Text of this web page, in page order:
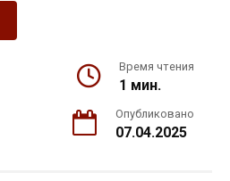
Время чтения
1 мин.
Опубликовано
07.04.2025